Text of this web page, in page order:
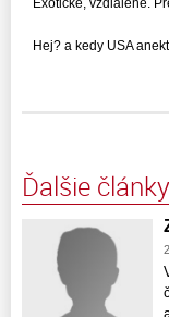
Hej? a kedy USA
Ďalšie